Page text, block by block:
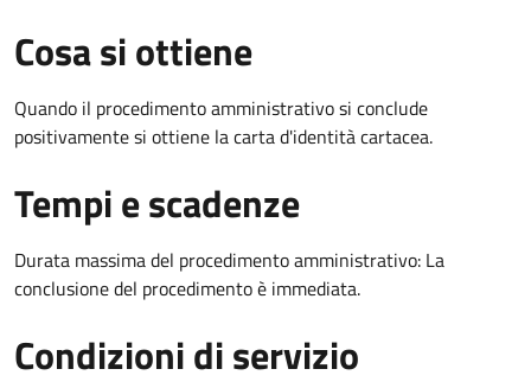
Cosa si ottiene
Quando il procedimento amministrativo si conclude
positivamente si ottiene la carta d'identità cartacea.
Tempi e scadenze
Durata massima del procedimento amministrativo: La
conclusione del procedimento è immediata.
Condizioni di servizio